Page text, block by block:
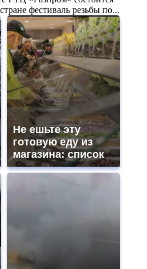
фестиваль резьбы по...
Не ешьте эту
готовую еду из
магазина: список